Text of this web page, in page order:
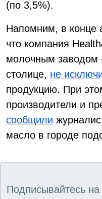
(по 3,5%).
Напомним, в конце
что компания
молочным заводом
столице, не
продукцию. При
производители и
сообщили
масло в городе
Подписывайтесь